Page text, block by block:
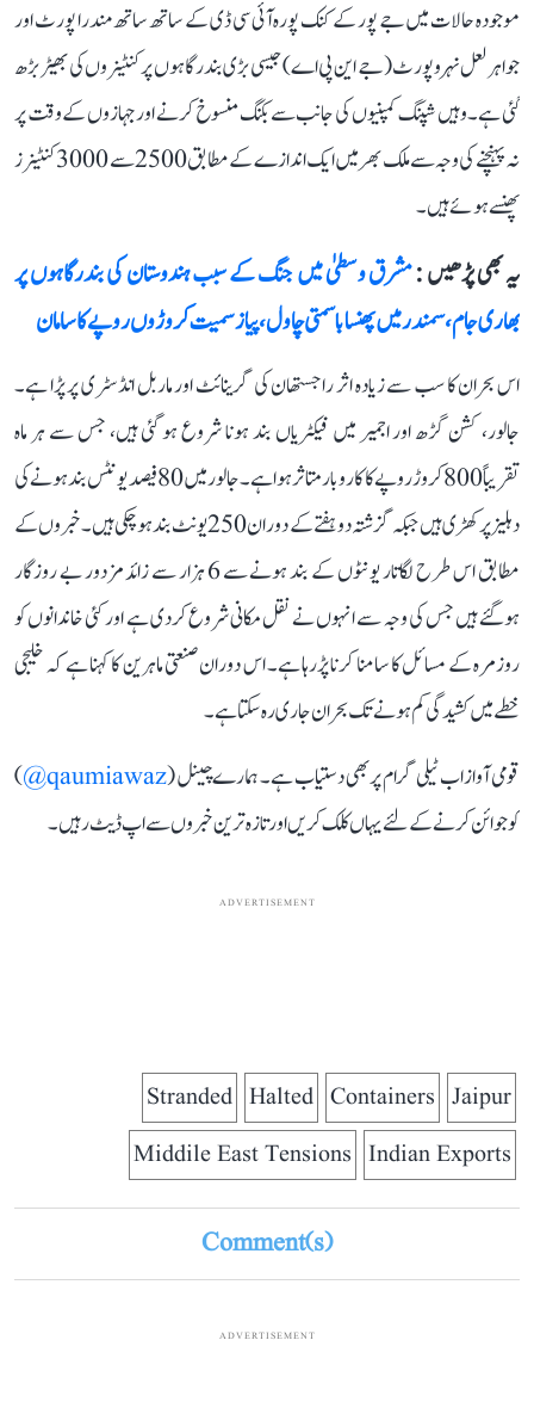
موجودہ حالات میں جے پور کے کنک پورہ آئی سی ڈی کے ساتھ ساتھ مندرا پورٹ اور
جواہر لعل نہرو پورٹ (جے این پی اے) جیسی بڑی بندرگاہوں پر کنٹینروں کی بھیڑ بڑھ
گئی ہے۔ وہیں شپنگ کمپنیوں کی جانب سے بکنگ منسوخ کرنے اور جہازوں کے وقت پر
نہ پہنچنے کی وجہ سے ملک بھر میں ایک اندازے کے مطابق 2500 سے 3000 کنٹینرز
پھنسے ہوئے ہیں۔
یہ بھی پڑھیں :مشرق وسطیٰ میں جنگ کے سبب ہندوستان کی بندرگاہوں پر
بھاری جام، سمندر میں پھنسا باسمتی چاول، پیاز سمیت کروڑوں روپے کا سامان
اس بحران کا سب سے زیادہ اثر راجستھان کی گرینائٹ اور ماربل انڈسٹری پر پڑا ہے۔
جالور، کشن گڑھ اور اجمیر میں فیکٹریاں بند ہونا شروع ہو گئی ہیں، جس سے ہر ماہ
تقریباً 800 کروڑ روپے کا کاروبار متاثر ہوا ہے۔ جالور میں 80 فیصد یونٹس بند ہونے کی
دہلیز پر کھڑی ہیں جبکہ گزشتہ دو ہفتے کے دوران 250 یونٹ بند ہو چکی ہیں۔ خبروں کے
مطابق اس طرح لگاتار یونٹوں کے بند ہونے سے 6 ہزار سے زائد مزدور بے روزگار
ہوگئے ہیں جس کی وجہ سے انہوں نے نقل مکانی شروع کردی ہے اور کئی خاندانوں کو
روزمرہ کے مسائل کا سامنا کرنا پڑرہا ہے۔ اس دوران صنعتی ماہرین کا کہنا ہے کہ خلیجی
خطے میں کشیدگی کم ہونے تک بحران جاری رہ سکتا ہے۔
قومی آواز اب ٹیلی گرام پر بھی دستیاب ہے۔ ہمارے چینل (qaumiawaz@
)
کو جوائن کرنے کے لئے یہاں کلک کریں اور تازہ ترین خبروں سے اپ ڈیٹ رہیں۔
ADVERTISEMENT
Jaipur
Containers
Halted
Stranded
Indian Exports
Middile East Tensions
Comment(s)
ADVERTISEMENT